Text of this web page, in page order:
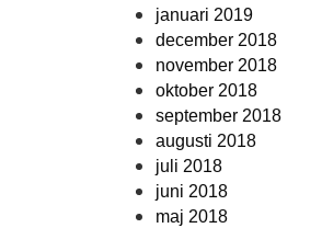
januari 2019
december 2018
november 2018
oktober 2018
september 2018
augusti 2018
juli 2018
juni 2018
maj 2018